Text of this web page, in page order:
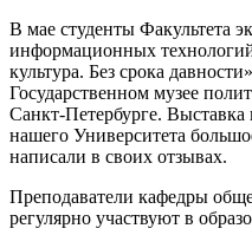
В мае студенты Факультета
информационных
культура. Без срока
Государственном музее
Санкт-Петербурге.
нашего Университета
написали в своих отзывах.
Преподаватели кафедры
регулярно участвуют в